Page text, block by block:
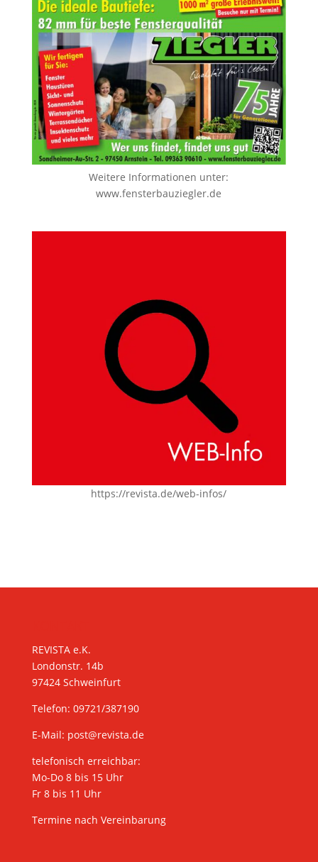
Weitere Informationen unter:
www.fensterbauziegler.de
https://revista.de/web-infos/
REVISTA e.K.
Londonstr. 14b
97424 Schweinfurt
Telefon: 09721/387190
E-Mail: post@revista.de
telefonisch erreichbar:
Mo-Do 8 bis 15 Uhr
Fr 8 bis 11 Uhr
Termine nach Vereinbarung